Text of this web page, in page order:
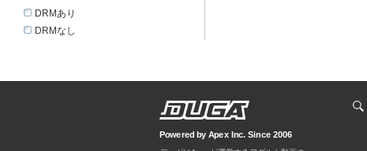
DRMあり
DRMなし
Powered by Apex Inc. Since 2006